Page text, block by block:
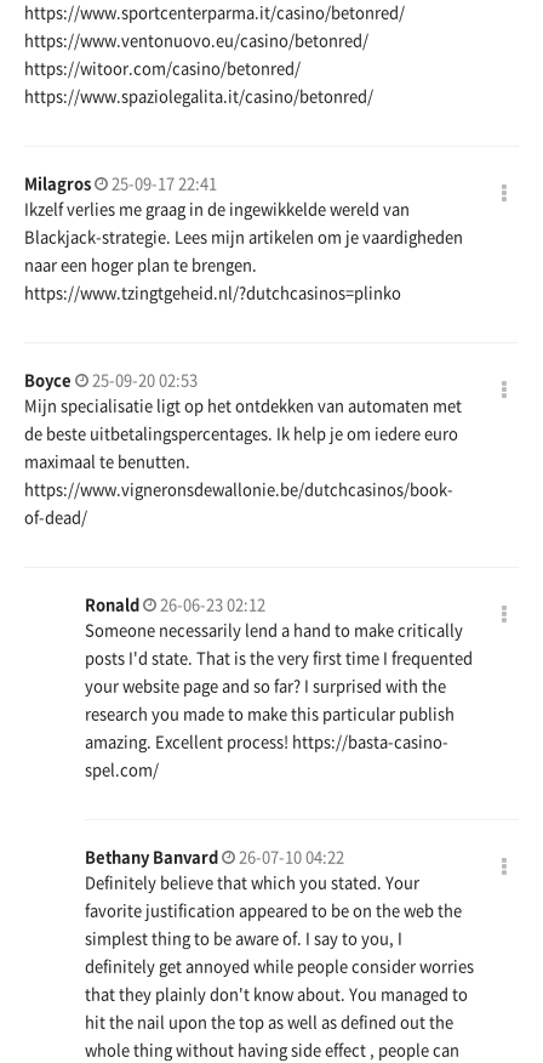
https://www.sportcenterparma.it/casino/betonred/
https://www.ventonuovo.eu/casino/betonred/
https://witoor.com/casino/betonred/
https://www.spaziolegalita.it/casino/betonred/
Milagros
25-09-17 22:41
Ikzelf verlies me graag in de ingewikkelde wereld van
Blackjack-strategie. Lees mijn artikelen om je vaardigheden
naar een hoger plan te brengen.
https://www.tzingtgeheid.nl/?dutchcasinos=plinko
Boyce
25-09-20 02:53
Mijn specialisatie ligt op het ontdekken van automaten met
de beste uitbetalingspercentages. Ik help je om iedere euro
maximaal te benutten.
https://www.vigneronsdewallonie.be/dutchcasinos/book-
of-dead/
Ronald
26-06-23 02:12
Someone necessarily lend a hand to make critically
posts I'd state. That is the very first time I frequented
your website page and so far? I surprised with the
research you made to make this particular publish
amazing. Excellent process! https://basta-casino-
spel.com/
Bethany Banvard
26-07-10 04:22
Definitely believe that which you stated. Your
favorite justification appeared to be on the web the
simplest thing to be aware of. I say to you, I
definitely get annoyed while people consider worries
that they plainly don't know about. You managed to
hit the nail upon the top as well as defined out the
whole thing without having side effect , people can